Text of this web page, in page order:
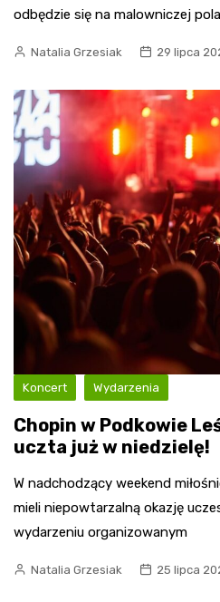
odbędzie się na malowniczej
Natalia Grzesiak 29 lipca
Koncert Wydarzenia
Chopin w Podkowie
uczta już w niedzielę!
W nadchodzący weekend
mieli niepowtarzalną okazję
wydarzeniu organizowanym
Natalia Grzesiak 25 lipca